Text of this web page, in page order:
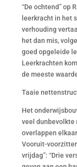
“De ochtend” op
leerkracht in het
verhouding
het dan mis,
goed opgeleide
Leerkrachten
de meeste
Taaie
Het
veel dunbevolkte
overlappen
Vooruit-voorzitter
vrijdag”: “Drie